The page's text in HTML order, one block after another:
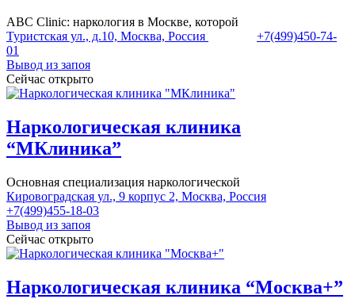
ABC Clinic: наркология в Москве, которой
Туристская ул., д.10, Москва, Россия
+7(499)450-74-
01
Вывод из запоя
Сейчас открыто
Наркологическая клиника
“МКлиника”
Основная специализация наркологической
Кировоградская ул., 9 корпус 2, Москва, Россия
+7(499)455-18-03
Вывод из запоя
Сейчас открыто
Наркологическая клиника “Москва+”